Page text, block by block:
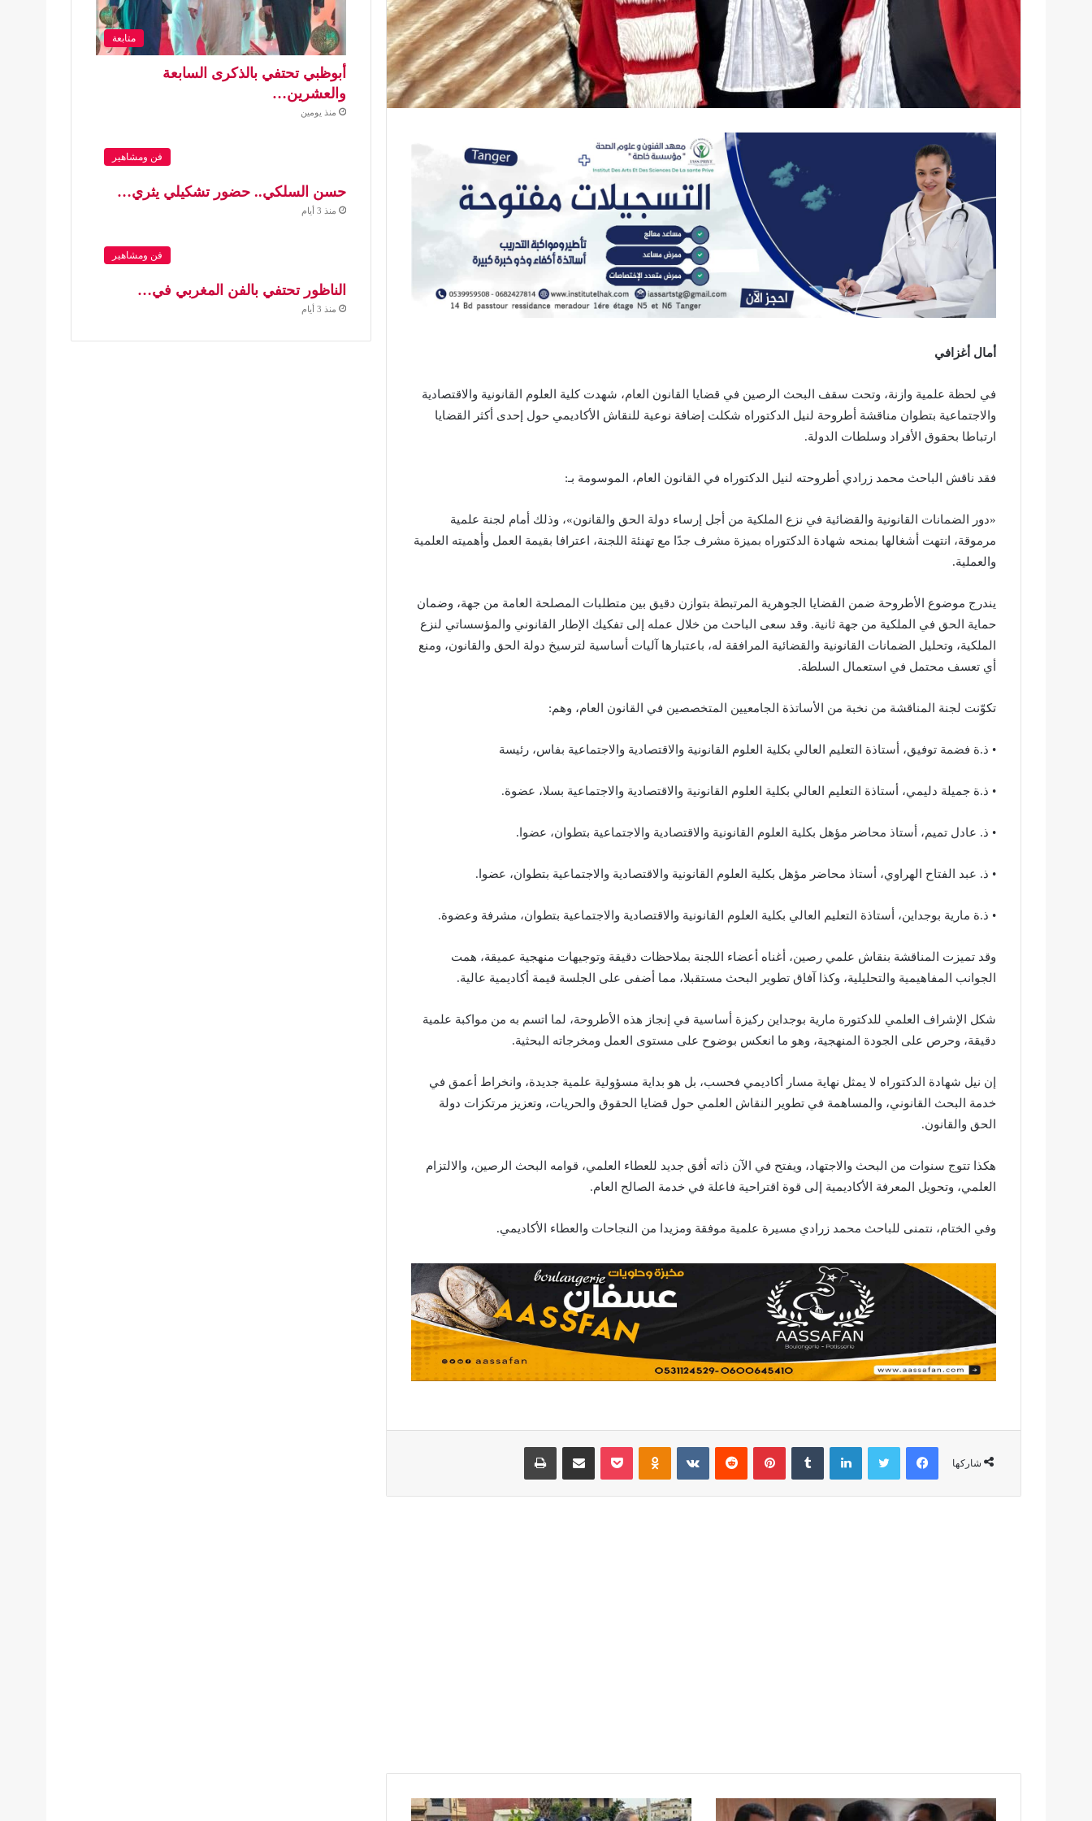
أمال أغزافي
في لحظة علمية وازنة، وتحت سقف البحث الرصين في قضايا القانون العام، شهدت كلية العلوم القانونية والاقتصادية
والاجتماعية بتطوان مناقشة أطروحة لنيل الدكتوراه شكلت إضافة نوعية للنقاش الأكاديمي حول إحدى أكثر القضايا
ارتباطا بحقوق الأفراد وسلطات الدولة.
فقد ناقش الباحث محمد زرادي أطروحته لنيل الدكتوراه في القانون العام، الموسومة بـ:
«دور الضمانات القانونية والقضائية في نزع الملكية من أجل إرساء دولة الحق والقانون»، وذلك أمام لجنة علمية
مرموقة، انتهت أشغالها بمنحه شهادة الدكتوراه بميزة مشرف جدًا مع تهنئة اللجنة، اعترافا بقيمة العمل وأهميته العلمية
والعملية.
يندرج موضوع الأطروحة ضمن القضايا الجوهرية المرتبطة بتوازن دقيق بين متطلبات المصلحة العامة من جهة، وضمان
حماية الحق في الملكية من جهة ثانية. وقد سعى الباحث من خلال عمله إلى تفكيك الإطار القانوني والمؤسساتي لنزع
الملكية، وتحليل الضمانات القانونية والقضائية المرافقة له، باعتبارها آليات أساسية لترسيخ دولة الحق والقانون، ومنع
أي تعسف محتمل في استعمال السلطة.
تكوّنت لجنة المناقشة من نخبة من الأساتذة الجامعيين المتخصصين في القانون العام، وهم:
• ذ.ة فضمة توفيق، أستاذة التعليم العالي بكلية العلوم القانونية والاقتصادية والاجتماعية بفاس، رئيسة
• ذ.ة جميلة دليمي، أستاذة التعليم العالي بكلية العلوم القانونية والاقتصادية والاجتماعية بسلا، عضوة.
• ذ. عادل تميم، أستاذ محاضر مؤهل بكلية العلوم القانونية والاقتصادية والاجتماعية بتطوان، عضوا.
• ذ. عبد الفتاح الهراوي، أستاذ محاضر مؤهل بكلية العلوم القانونية والاقتصادية والاجتماعية بتطوان، عضوا.
• ذ.ة مارية بوجداين، أستاذة التعليم العالي بكلية العلوم القانونية والاقتصادية والاجتماعية بتطوان، مشرفة وعضوة.
وقد تميزت المناقشة بنقاش علمي رصين، أغناه أعضاء اللجنة بملاحظات دقيقة وتوجيهات منهجية عميقة، همت
الجوانب المفاهيمية والتحليلية، وكذا آفاق تطوير البحث مستقبلا، مما أضفى على الجلسة قيمة أكاديمية عالية.
شكل الإشراف العلمي للدكتورة مارية بوجداين ركيزة أساسية في إنجاز هذه الأطروحة، لما اتسم به من مواكبة علمية
دقيقة، وحرص على الجودة المنهجية، وهو ما انعكس بوضوح على مستوى العمل ومخرجاته البحثية.
إن نيل شهادة الدكتوراه لا يمثل نهاية مسار أكاديمي فحسب، بل هو بداية مسؤولية علمية جديدة، وانخراط أعمق في
خدمة البحث القانوني، والمساهمة في تطوير النقاش العلمي حول قضايا الحقوق والحريات، وتعزيز مرتكزات دولة
الحق والقانون.
هكذا تتوج سنوات من البحث والاجتهاد، ويفتح في الآن ذاته أفق جديد للعطاء العلمي، قوامه البحث الرصين، والالتزام
العلمي، وتحويل المعرفة الأكاديمية إلى قوة اقتراحية فاعلة في خدمة الصالح العام.
وفي الختام، نتمنى للباحث محمد زرادي مسيرة علمية موفقة ومزيدا من النجاحات والعطاء الأكاديمي.
شاركها
فيسبوك تويتر لينكدإن بينتيريست Odnoklassniki
بوكيت مشاركة عبر البريد طباعة
متابعة
أبوظبي تحتفي بالذكرى السابعة
والعشرين…
منذ يومين
فن ومشاهير
حسن السلكي.. حضور تشكيلي يثري…
منذ 3 أيام
فن ومشاهير
الناظور تحتفي بالفن المغربي في…
منذ 3 أيام